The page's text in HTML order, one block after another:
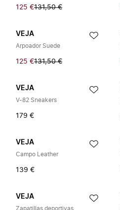
125 €131,50 €
VEJA
Arpoador Suede
125 €131,50 €
VEJA
V-82 Sneakers
179 €
VEJA
Campo Leather
139 €
VEJA
Zapatillas deportivas